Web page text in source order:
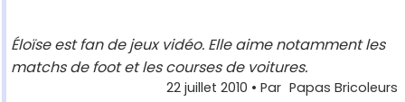
Éloïse est fan de jeux vidéo. Elle aime notamment les
matchs de foot et les courses de voitures.
22 juillet 2010 • Par Papas Bricoleurs